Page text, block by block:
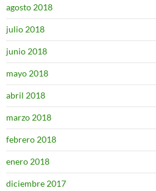
agosto 2018
julio 2018
junio 2018
mayo 2018
abril 2018
marzo 2018
febrero 2018
enero 2018
diciembre 2017